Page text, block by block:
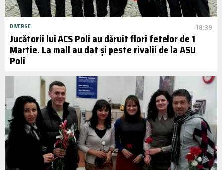
DIVERSE 18:39
Jucătorii lui ACS Poli au dăruit flori fetelor de 1
Martie. La mall au dat și peste rivalii de la ASU
Poli